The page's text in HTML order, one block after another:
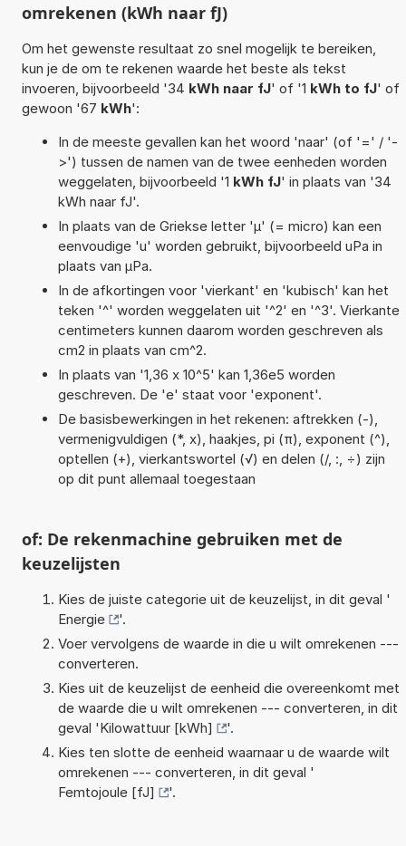
omrekenen (kWh naar fJ)
Om het gewenste resultaat zo snel mogelijk te bereiken,
kun je de om te rekenen waarde het beste als tekst
invoeren, bijvoorbeeld '34 kWh naar fJ' of '1 kWh to fJ' of
gewoon '67 kWh':
In de meeste gevallen kan het woord 'naar' (of '=' / '-
>') tussen de namen van de twee eenheden worden
weggelaten, bijvoorbeeld '1 kWh fJ' in plaats van '34
kWh naar fJ'.
In plaats van de Griekse letter 'µ' (= micro) kan een
eenvoudige 'u' worden gebruikt, bijvoorbeeld uPa in
plaats van µPa.
In de afkortingen voor 'vierkant' en 'kubisch' kan het
teken '^' worden weggelaten uit '^2' en '^3'. Vierkante
centimeters kunnen daarom worden geschreven als
cm2 in plaats van cm^2.
In plaats van '1,36 x 10^5' kan 1,36e5 worden
geschreven. De 'e' staat voor 'exponent'.
De basisbewerkingen in het rekenen: aftrekken (-),
vermenigvuldigen (*, x), haakjes, pi (π), exponent (^),
optellen (+), vierkantswortel (√) en delen (/, :, ÷) zijn
op dit punt allemaal toegestaan
of: De rekenmachine gebruiken met de
keuzelijsten
Kies de juiste categorie uit de keuzelijst, in dit geval '
Energie
'.
Voer vervolgens de waarde in die u wilt omrekenen ---
converteren.
Kies uit de keuzelijst de eenheid die overeenkomt met
de waarde die u wilt omrekenen --- converteren, in dit
geval 'Kilowattuur [kWh]
'.
Kies ten slotte de eenheid waarnaar u de waarde wilt
omrekenen --- converteren, in dit geval '
Femtojoule [fJ]
'.